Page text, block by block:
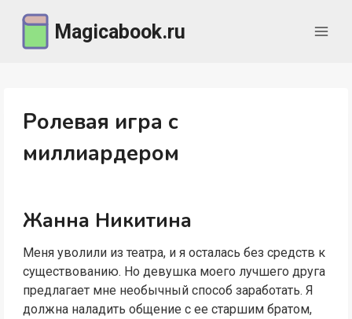
содержимому
Magicabook.ru
Ролевая игра с
миллиардером
Жанна Никитина
Меня уволили из театра, и я осталась без средств к
существованию. Но девушка моего лучшего друга
предлагает мне необычный способ заработать. Я
должна наладить общение с ее старшим братом,